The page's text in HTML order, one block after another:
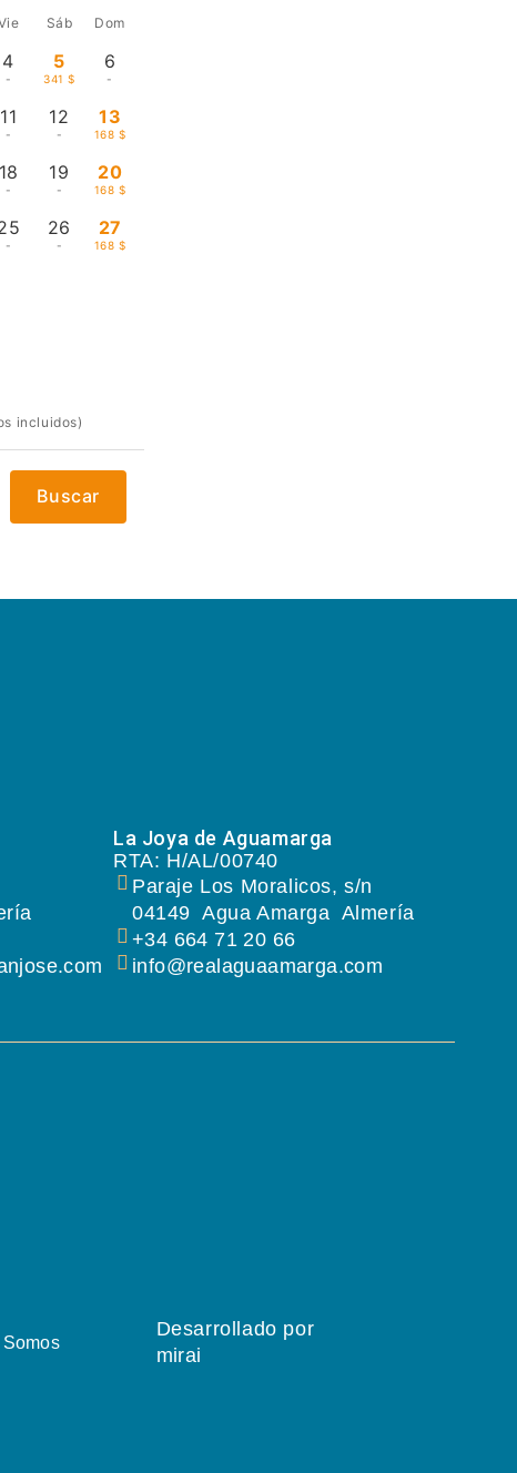
Sáb Dom
4
-
5
341 $
6
-
11
-
12
-
13
168 $
18
-
19
-
20
168 $
-
26
-
27
168 $
incluidos)
Buscar
La Joya de Aguamarga
RTA: H/AL/00740
Paraje Los Moralicos, s/n
04149 Agua Amarga Almería
+34 664 71 20 66
info@realaguaamarga.com
Desarrollado por
mirai